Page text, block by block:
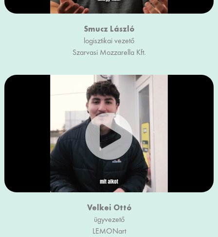
Smucz László
logisztikai vezető
Szarvasi Mozzarella Kft.
Velkei Ottó
ügyvezető
LEMONart